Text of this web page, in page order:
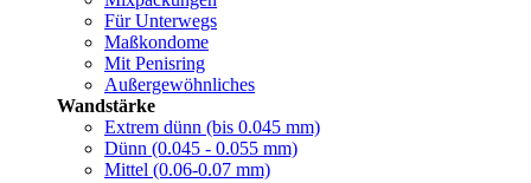
Für Unterwegs
Maßkondome
Mit Penisring
Außergewöhnliches
Wandstärke
Extrem dünn (bis 0.045 mm)
Dünn (0.045 - 0.055 mm)
Mittel (0.06-0.07 mm)